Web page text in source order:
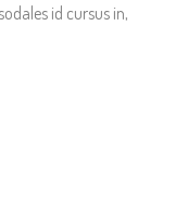
id cursus in,